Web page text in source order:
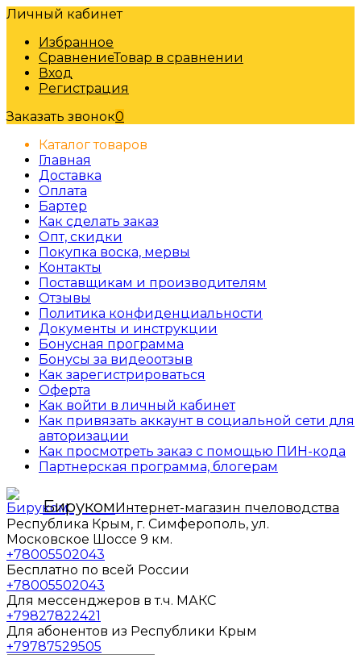
Личный кабинет
Избранное
СравнениеТовар в сравнении
Вход
Регистрация
Заказать звонок0
Каталог товаров
Главная
Доставка
Оплата
Бартер
Как сделать заказ
Опт, скидки
Покупка воска, мервы
Контакты
Поставщикам и производителям
Отзывы
Политика конфиденциальности
Документы и инструкции
Бонусная программа
Бонусы за видеоотзыв
Как зарегистрироваться
Оферта
Как войти в личный кабинет
Как привязать аккаунт в социальной сети для
авторизации
Как просмотреть заказ с помощью ПИН-кода
Партнерская программа, блогерам
БирукомИнтернет-магазин пчеловодства
Республика Крым, г. Симферополь, ул.
Московское Шоссе 9 км.
+78005502043
Бесплатно по всей России
+78005502043
Для мессенджеров в т.ч. МАКС
+79827822421
Для абонентов из Республики Крым
+79787529505